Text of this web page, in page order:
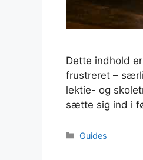
Dette indhold
frustreret –
lektie- og
sætte sig ind i
Kategorier
Guides